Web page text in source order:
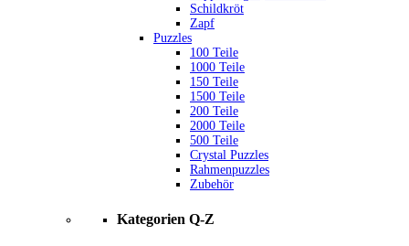
Schildkröt
Zapf
Puzzles
100 Teile
1000 Teile
150 Teile
1500 Teile
200 Teile
2000 Teile
500 Teile
Crystal Puzzles
Rahmenpuzzles
Zubehör
Kategorien Q-Z